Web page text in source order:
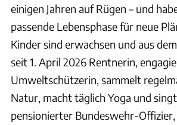
einigen Jahren auf Rügen – und
passende Lebensphase für neue
Kinder sind erwachsen und aus
seit 1. April 2026 Rentnerin,
Umweltschützerin, sammelt
Natur, macht täglich Yoga und
pensionierter Bundeswehr-